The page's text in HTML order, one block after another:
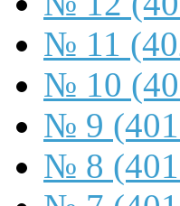
№ 11
№ 10
№ 9
№ 8